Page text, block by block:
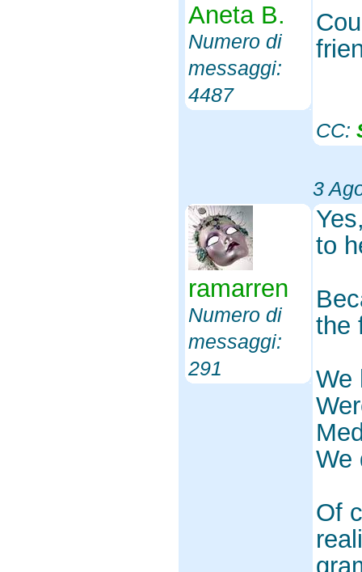
Aneta B.
Numero di
messaggi:
4487
CC:
3
ramarren
Numero di
messaggi:
291
to
the
We
We
Of